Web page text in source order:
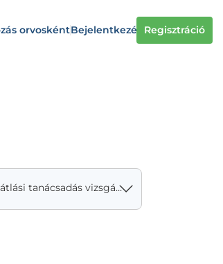
orvoskéntBejelentkezés Regisztráció
Fogamzásgátlási tanácsadás vizsgálattal, gyógyszerírással